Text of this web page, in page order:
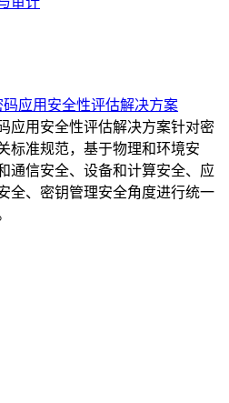
码应用安全性评估解决方案
应用安全性评估解决方案针对密
标准规范，基于物理和环境安
通信安全、设备和计算安全、应
全、密钥管理安全角度进行统一